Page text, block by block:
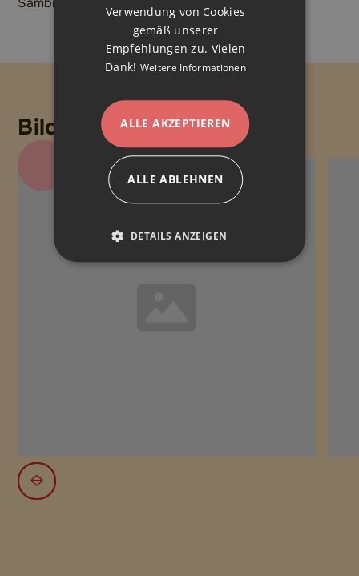
Bildergalerie
Verwendung von Cookies
gemäß unserer
Empfehlungen zu. Vielen
Dank! Weitere Informationen
ALLE AKZEPTIEREN
ALLE ABLEHNEN
DETAILS ANZEIGEN